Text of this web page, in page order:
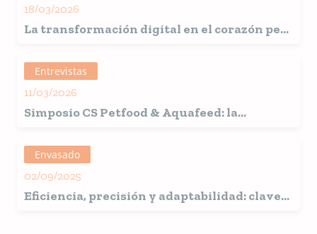
18/03/2026
La transformación digital en el corazón pet
Entrevistas
11/03/2026
Simposio CS Petfood & Aquafeed: la
fortalecer el conocimiento técnico en la
región
Envasado
02/09/2025
Eficiencia, precisión y adaptabilidad: claves